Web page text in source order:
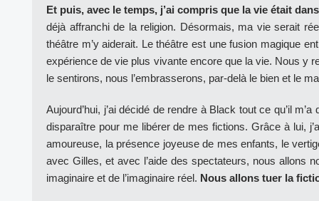
Et puis, avec le temps, j’ai compris que la vie était
déjà affranchi de la religion. Désormais, ma vie serait
théâtre m’y aiderait. Le théâtre est une fusion magique
expérience de vie plus vivante encore que la vie. Nous y
le sentirons, nous l’embrasserons, par-delà le bien et le
Aujourd’hui, j’ai décidé de rendre à Black tout ce qu’il m’a
disparaître pour me libérer de mes fictions. Grâce à lui,
amoureuse, la présence joyeuse de mes enfants, le
avec Gilles, et avec l’aide des spectateurs, nous allons
imaginaire et de l’imaginaire réel. Nous allons tuer la